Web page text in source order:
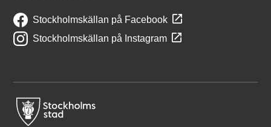
Stockholmskällan på Facebook
Stockholmskällan på Instagram